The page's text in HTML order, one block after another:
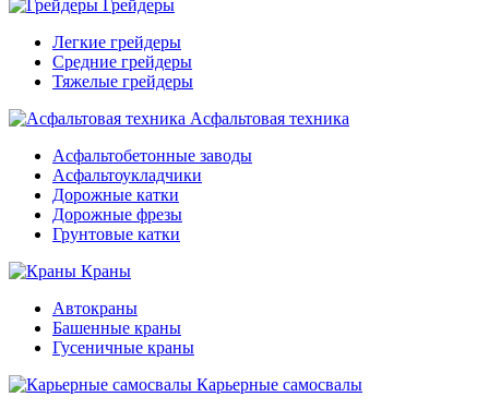
Грейдеры
Легкие грейдеры
Средние грейдеры
Тяжелые грейдеры
Асфальтовая техника
Асфальтобетонные заводы
Асфальтоукладчики
Дорожные катки
Дорожные фрезы
Грунтовые катки
Краны
Автокраны
Башенные краны
Гусеничные краны
Карьерные самосвалы